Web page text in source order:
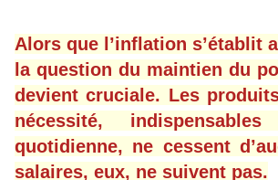
Alors que l’inflation s’établit
la question du maintien du
devient cruciale. Les
nécessité,
quotidienne, ne cessent
salaires, eux, ne suivent pas.